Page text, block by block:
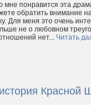
мне понравится эта
обратить внимание
Для меня это очень
не о любовном
нет... Читать
Красной